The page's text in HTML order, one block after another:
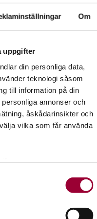
Om
uppgifter
din personliga data,
teknologi såsom
till information på din
annonser och
åskådarinsikter och
vilka som får använda
till flera meter
Johansson
djur
22
Visa mer
skaffa en valp?